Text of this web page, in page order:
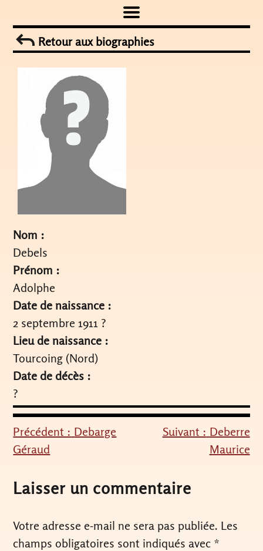
to
contentRetour aux biographies
Nom :
Debels
Prénom :
Adolphe
Date de naissance :
2 septembre 1911 ?
Lieu de naissance :
Tourcoing (Nord)
Date de décès :
?
Navigation
de
l’article
Précédent : Debarge
Géraud
Suivant : Deberre
Maurice
Laisser un commentaire
Votre adresse e-mail ne sera pas publiée. Les
champs obligatoires sont indiqués avec *